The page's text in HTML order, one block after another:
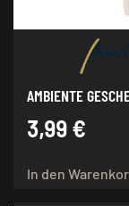
AMBIENTE
3,99 €
In den